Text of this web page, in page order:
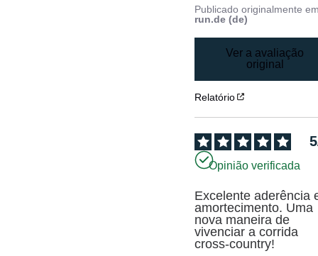
Publicado originalmente
run.de (de)
Ver a avaliação
original
Relatório
5
Opinião verificada
Excelente aderência
amortecimento. Uma
nova maneira de
vivenciar a corrida
cross-country!